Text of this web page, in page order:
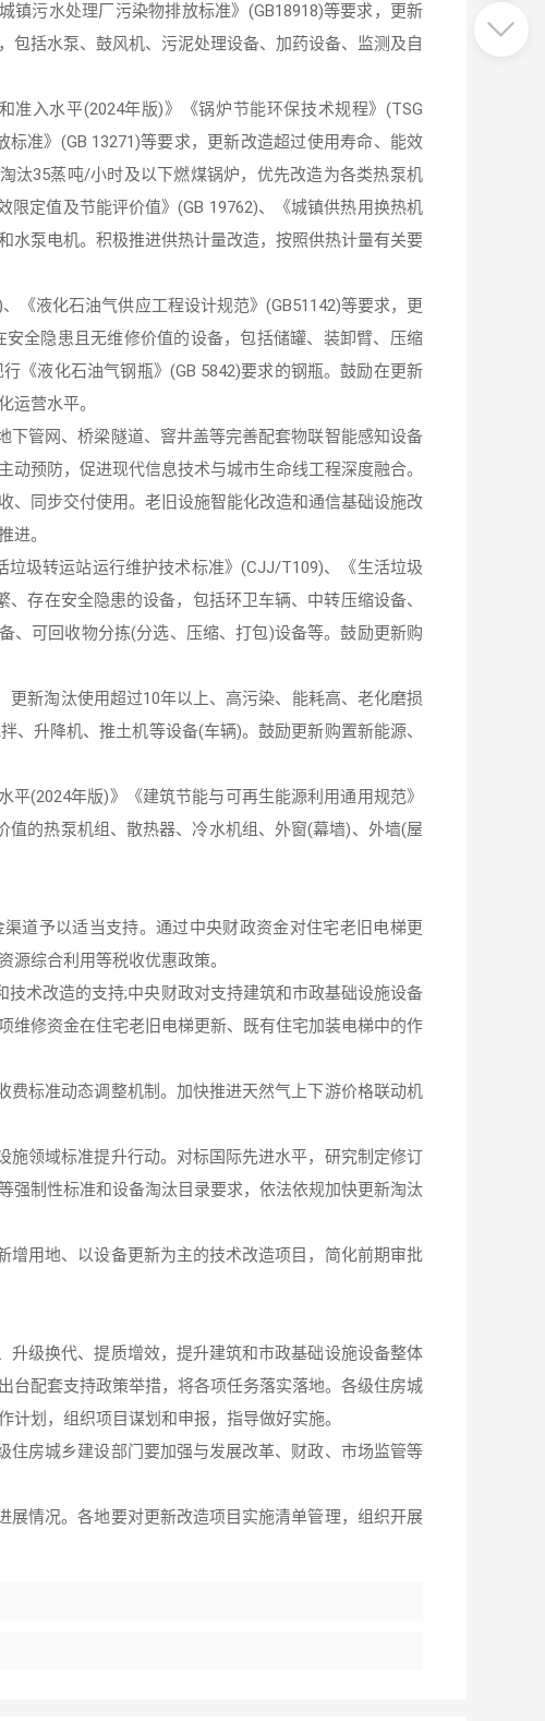
镇污水处理厂污染物排放标准》(GB18918)等要求，更新
包括水泵、鼓风机、污泥处理设备、加药设备、监测及自
准入水平(2024年版)》《锅炉节能环保技术规程》(TSG
准》(GB 13271)等要求，更新改造超过使用寿命、能效
汰35蒸吨/小时及以下燃煤锅炉，优先改造为各类热泵机
定值及节能评价值》(GB 19762)、《城镇供热用换热机
水泵电机。积极推进供热计量改造，按照供热计量有关要
《液化石油气供应工程设计规范》(GB51142)等要求，更
全隐患且无维修价值的设备，包括储罐、装卸臂、压缩
《液化石油气钢瓶》(GB 5842)要求的钢瓶。鼓励在更新
运营水平。
管网、桥梁隧道、窨井盖等完善配套物联智能感知设备
预防，促进现代信息技术与城市生命线工程深度融合。
、同步交付使用。老旧设施智能化改造和通信基础设施改
进。
圾转运站运行维护技术标准》(CJJ/T109)、《生活垃圾
存在安全隐患的设备，包括环卫车辆、中转压缩设备、
、可回收物分拣(分选、压缩、打包)设备等。鼓励更新购
新淘汰使用超过10年以上、高污染、能耗高、老化磨损
升降机、推土机等设备(车辆)。鼓励更新购置新能源、
(2024年版)》《建筑节能与可再生能源利用通用规范》
的热泵机组、散热器、冷水机组、外窗(幕墙)、外墙(屋
道予以适当支持。通过中央财政资金对住宅老旧电梯更
综合利用等税收优惠政策。
术改造的支持;中央财政对支持建筑和市政基础设施设备
维修资金在住宅老旧电梯更新、既有住宅加装电梯中的作
标准动态调整机制。加快推进天然气上下游价格联动机
领域标准提升行动。对标国际先进水平，研究制定修订
强制性标准和设备淘汰目录要求，依法依规加快更新淘汰
用地、以设备更新为主的技术改造项目，简化前期审批
级换代、提质增效，提升建筑和市政基础设施设备整体
台配套支持政策举措，将各项任务落实落地。各级住房城
划，组织项目谋划和申报，指导做好实施。
房城乡建设部门要加强与发展改革、财政、市场监管等
情况。各地要对更新改造项目实施清单管理，组织开展
